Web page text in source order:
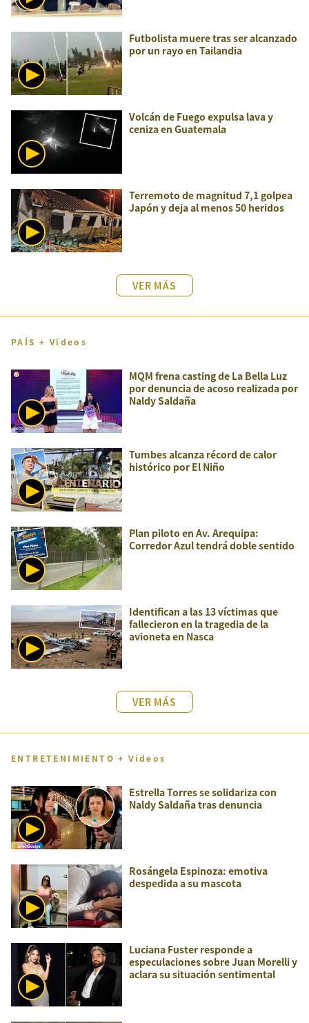
Futbolista muere tras ser alcanzado
por un rayo en Tailandia
Volcán de Fuego expulsa lava y
ceniza en Guatemala
Terremoto de magnitud 7,1 golpea
Japón y deja al menos 50 heridos
VER MÁS
PAÍS + Videos
MQM frena casting de La Bella Luz
por denuncia de acoso realizada por
Naldy Saldaña
Tumbes alcanza récord de calor
histórico por El Niño
Plan piloto en Av. Arequipa:
Corredor Azul tendrá doble sentido
Identifican a las 13 víctimas que
fallecieron en la tragedia de la
avioneta en Nasca
VER MÁS
ENTRETENIMIENTO + Videos
Estrella Torres se solidariza con
Naldy Saldaña tras denuncia
Rosángela Espinoza: emotiva
despedida a su mascota
Luciana Fuster responde a
especulaciones sobre Juan Morelli y
aclara su situación sentimental